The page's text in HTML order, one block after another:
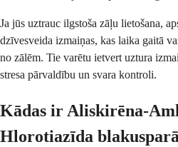
Ja jūs uztrauc ilgstoša zāļu lietošana,
dzīvesveida izmaiņas, kas laika gaitā
no zālēm. Tie varētu ietvert uztura
stresa pārvaldību un svara kontroli.
Kādas ir Aliskirēna-
Hlorotiazīda